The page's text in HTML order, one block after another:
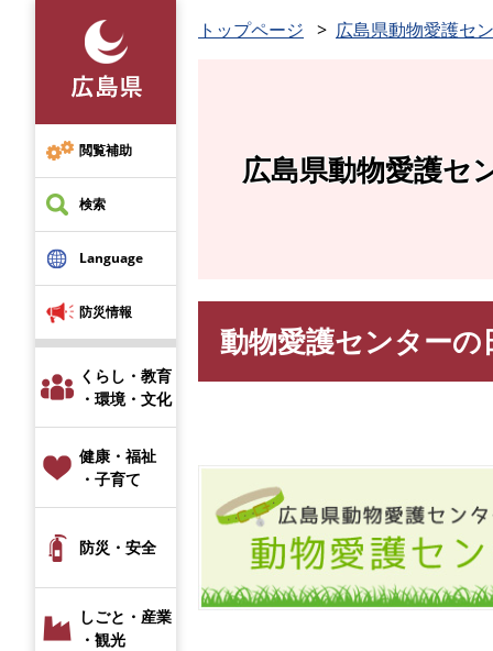
先
頭
で
す
閲覧補助
検索
Language
防災情報
くらし・教育
・環境・文化
健康・福祉
・子育て
防災・安全
しごと・産業
・観光
トップページ 広島県動物愛護セ
広島県動物愛護セ
動物愛護センター